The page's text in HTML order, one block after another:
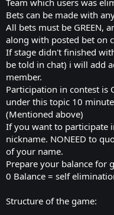
Team which users was
Bets can be made with
All bets must be GREEN,
along with posted bet on
If stage didn't finished
be told in chat) i will add
member.
Participation in contest is
under this topic 10
(Mentioned above)
If you want to participate
nickname. NONEED to
of your name.
Prepare your balance for
0 Balance = self
Structure of the game: